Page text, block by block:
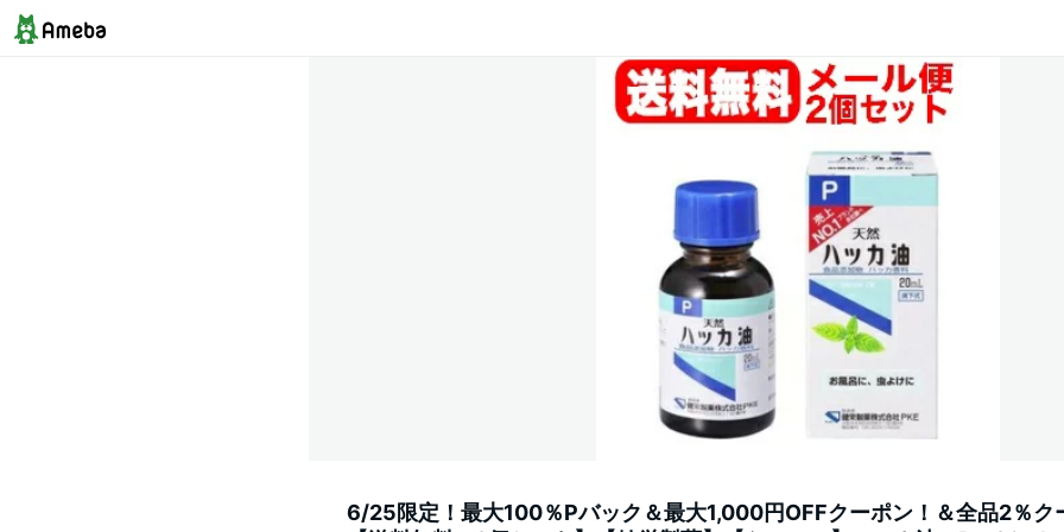
6/25限定！最大100％Pバック＆最大1,000円OFFクーポン！＆全品2％ク